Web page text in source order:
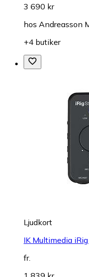
3 690 kr
hos Andreasson
+4 butiker
Ljudkort
IK Multimedia
fr.